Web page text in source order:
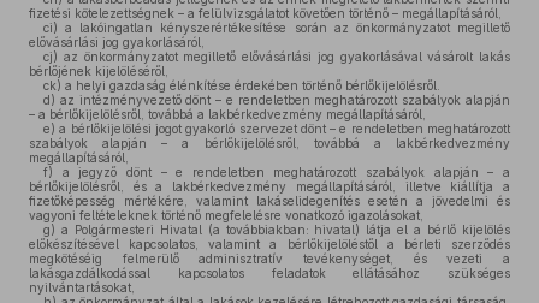
fizetési kötelezettségnek – a felülvizsgálatot követően történő – megállapításáról,
ci) a lakóingatlan kényszerértékesítése során az önkormányzatot megillető
elővásárlási jog gyakorlásáról,
cj) az önkormányzatot megillető elővásárlási jog gyakorlásával vásárolt lakás
bérlőjének kijelöléséről,
ck) a helyi gazdaság élénkítése érdekében történő bérlőkijelölésről.
d) az intézményvezető dönt – e rendeletben meghatározott szabályok alapján
– a bérlőkijelölésről, továbbá a lakbérkedvezmény megállapításáról,
e) a bérlőkijelölési jogot gyakorló szervezet dönt – e rendeletben meghatározott
szabályok alapján – a bérlőkijelölésről, továbbá a lakbérkedvezmény
megállapításáról,
f) a jegyző dönt – e rendeletben meghatározott szabályok alapján – a
bérlőkijelölésről, és a lakbérkedvezmény megállapításáról, illetve kiállítja a
fizetőképesség mértékére, valamint lakáselidegenítés esetén a jövedelmi és
vagyoni feltételeknek történő megfelelésre vonatkozó igazolásokat,
g) a Polgármesteri Hivatal (a továbbiakban: hivatal) látja el a bérlő kijelölés
előkészítésével kapcsolatos, valamint a bérlőkijelöléstől a bérleti szerződés
megkötéséig felmerülő adminisztratív tevékenységet, és vezeti a
lakásgazdálkodással kapcsolatos feladatok ellátásához szükséges
nyilvántartásokat,